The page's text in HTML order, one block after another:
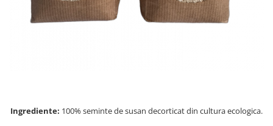
COSMETICE
Ingrediente: 100% seminte de susan decorticat din cultura ecologica.